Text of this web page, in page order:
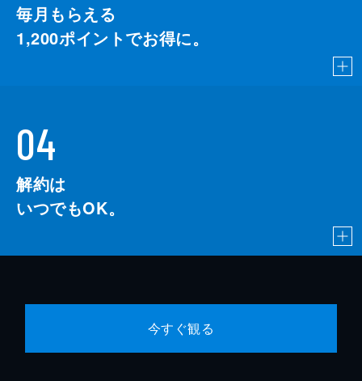
毎月もらえる
1,200ポイントでお得に。
04
解約は
いつでもOK。
今すぐ観る